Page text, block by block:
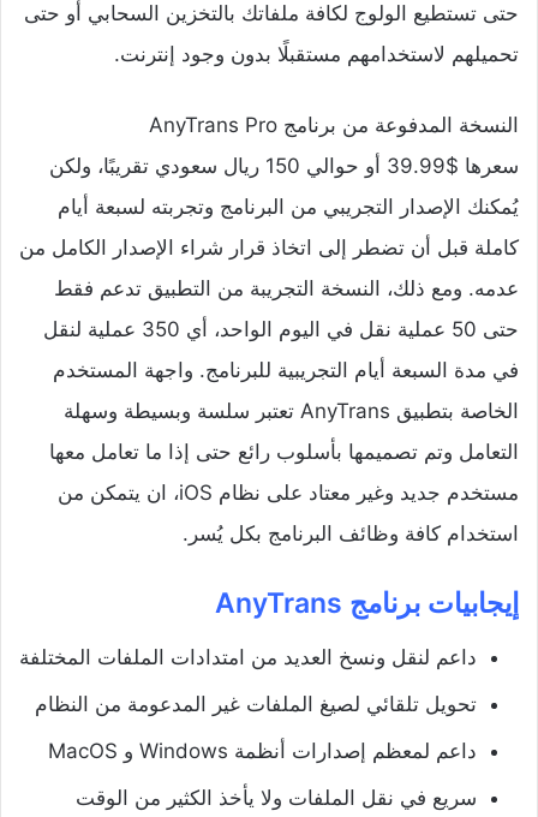
حتى تستطيع الولوج لكافة ملفاتك بالتخزين السحابي أو حتى
تحميلهم لاستخدامهم مستقبلًا بدون وجود إنترنت.
النسخة المدفوعة من برنامج AnyTrans Pro
سعرها $39.99 أو حوالي 150 ريال سعودي تقريبًا، ولكن
يُمكنك الإصدار التجريبي من البرنامج وتجربته لسبعة أيام
كاملة قبل أن تضطر إلى اتخاذ قرار شراء الإصدار الكامل من
عدمه. ومع ذلك، النسخة التجريبة من التطبيق تدعم فقط
حتى 50 عملية نقل في اليوم الواحد، أي 350 عملية لنقل
في مدة السبعة أيام التجريبية للبرنامج. واجهة المستخدم
الخاصة بتطبيق AnyTrans تعتبر سلسة وبسيطة وسهلة
التعامل وتم تصميمها بأسلوب رائع حتى إذا ما تعامل معها
مستخدم جديد وغير معتاد على نظام iOS، ان يتمكن من
استخدام كافة وظائف البرنامج بكل يُسر.
إيجابيات برنامج AnyTrans
داعم لنقل ونسخ العديد من امتدادات الملفات المختلفة
تحويل تلقائي لصيغ الملفات غير المدعومة من النظام
داعم لمعظم إصدارات أنظمة Windows و MacOS
سريع في نقل الملفات ولا يأخذ الكثير من الوقت